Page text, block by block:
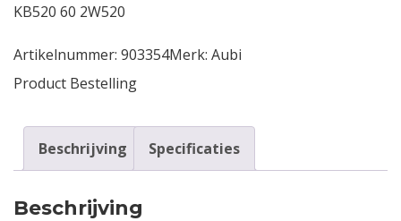
KB520 60 2W520
Artikelnummer: 903354Merk: Aubi
Product Bestelling
Beschrijving Specificaties
Beschrijving